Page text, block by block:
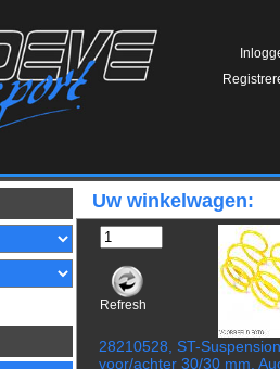
Uw winkelwagen:
Refresh
28210528, ST-
voor/achter 30/30 mm,